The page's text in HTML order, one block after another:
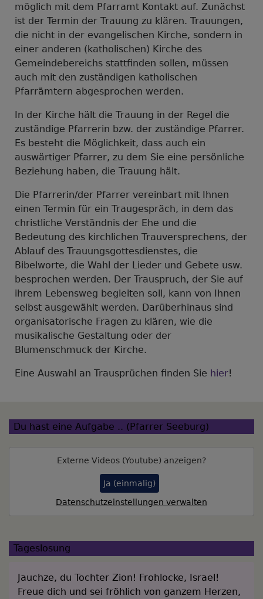
möglich mit dem Pfarramt Kontakt auf. Zunächst
ist der Termin der Trauung zu klären. Trauungen,
die nicht in der evangelischen Kirche, sondern in
einer anderen (katholischen) Kirche des
Gemeindebereichs stattfinden sollen, müssen
auch mit den zuständigen katholischen
Pfarrämtern abgesprochen werden.
In der Kirche hält die Trauung in der Regel die
zuständige Pfarrerin bzw. der zuständige Pfarrer.
Es besteht die Möglichkeit, dass auch ein
auswärtiger Pfarrer, zu dem Sie eine persönliche
Beziehung haben, die Trauung hält.
Die Pfarrerin/der Pfarrer vereinbart mit Ihnen
einen Termin für ein Traugespräch, in dem das
christliche Verständnis der Ehe und die
Bedeutung des kirchlichen Trauversprechens, der
Ablauf des Trauungsgottesdienstes, die
Bibelworte, die Wahl der Lieder und Gebete usw.
besprochen werden. Der Trauspruch, der Sie auf
ihrem Lebensweg begleiten soll, kann von Ihnen
selbst ausgewählt werden. Darüberhinaus sind
organisatorische Fragen zu klären, wie die
musikalische Gestaltung oder der
Blumenschmuck der Kirche.
Eine Auswahl an Trausprüchen finden Sie hier!
Du hast eine Aufgabe .. (Pfarrer Seeburg)
Externe Videos (Youtube) anzeigen?
Ja (einmalig)
Datenschutzeinstellungen verwalten
Tageslosung
Jauchze, du Tochter Zion! Frohlocke, Israel!
Freue dich und sei fröhlich von ganzem Herzen,